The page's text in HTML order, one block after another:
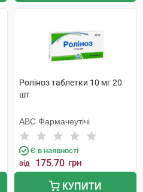
Роліноз таблетки 10 мг 20
шт
АВС Фармачеутічі
Є в наявності
від 175.70 грн
КУПИТИ